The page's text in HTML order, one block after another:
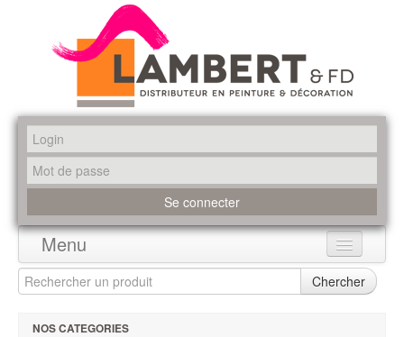
Menu
Accueil
Chercher
NOS CATEGORIES